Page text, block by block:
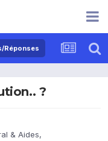
Réponses
?
& Aides,